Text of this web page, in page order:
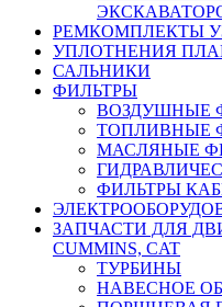
РЕМКОМПЛЕКТЫ
УПЛОТНЕНИЯ
САЛЬНИКИ
ФИЛЬТРЫ
ВОЗДУШНЫЕ
ТОПЛИВНЫЕ
МАСЛЯНЫЕ
ФИЛЬТРЫ
ЗАПЧАСТИ ДЛЯ
CUMMINS, CAT
ТУРБИНЫ
НАВЕСНОЕ